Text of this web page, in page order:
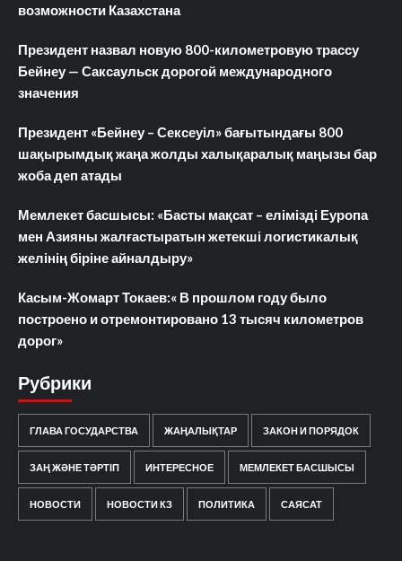
возможности Казахстана
Президент назвал новую 800-километровую трассу
Бейнеу — Саксаульск дорогой международного
значения
Президент «Бейнеу – Сексеуіл» бағытындағы 800
шақырымдық жаңа жолды халықаралық маңызы бар
жоба деп атады
Мемлекет басшысы: «Басты мақсат – елімізді Еуропа
мен Азияны жалғастыратын жетекші логистикалық
желінің біріне айналдыру»
Касым-Жомарт Токаев:« В прошлом году было
построено и отремонтировано 13 тысяч километров
дорог»
Рубрики
ГЛАВА ГОСУДАРСТВА ЖАҢАЛЫҚТАР ЗАКОН И ПОРЯДОК
ЗАҢ ЖӘНЕ ТӘРТІП ИНТЕРЕСНОЕ МЕМЛЕКЕТ БАСШЫСЫ
НОВОСТИ НОВОСТИ КЗ ПОЛИТИКА САЯСАТ